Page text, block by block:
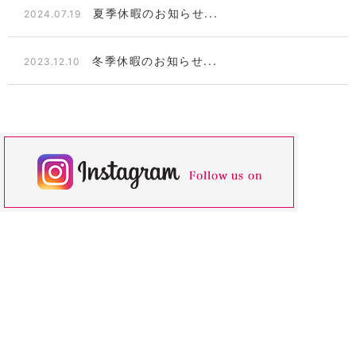
2024.07.19 夏季休暇のお知らせ...
2023.12.10 冬季休暇のお知らせ...